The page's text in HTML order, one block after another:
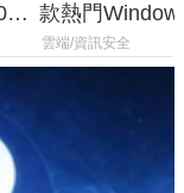
款熱門
機
雲端/資訊安全